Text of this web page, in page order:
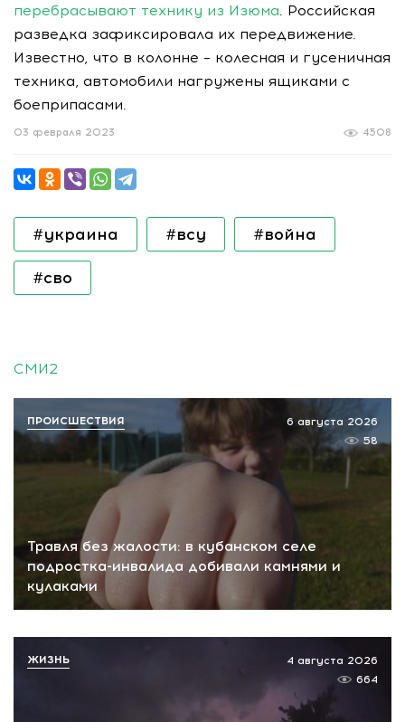
перебрасывают технику из Изюма. Российская
разведка зафиксировала их передвижение.
Известно, что в колонне – колесная и гусеничная
техника, автомобили нагружены ящиками с
боеприпасами.
4508
03 февраля 2023
#украина #всу #война
#сво
СМИ2
Травля без жалости: в кубанском селе
подростка-инвалида добивали камнями и
кулаками
6 августа 2026
58
ПРОИСШЕСТВИЯ
4 августа 2026
664
ЖИЗНЬ